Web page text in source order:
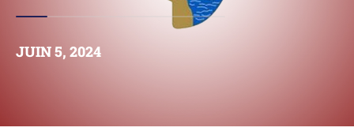
JUIN 5, 2024